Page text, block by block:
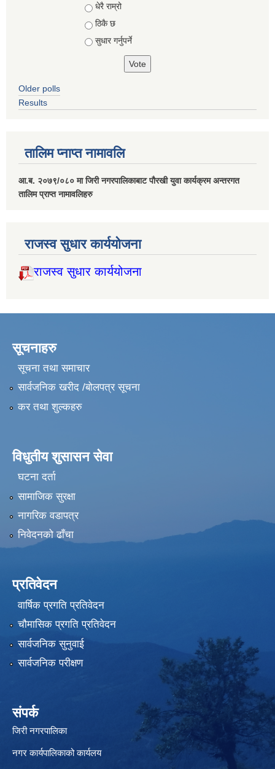
Choices
धेरै राम्रो
ठिकै छ
सुधार गर्नुपर्ने
Older polls
Results
तालिम प्नाप्त नामावलि
आ.ब. २०७९/०८० मा जिरी नगरपालिकाबाट पौरखी युवा कार्यक्रम अन्तरगत
तालिम प्राप्त नामावलिहरु
राजस्व सुधार कार्ययोजना
राजस्व सुधार कार्ययोजना
सूचनाहरु
सूचना तथा समाचार
सार्वजनिक खरीद /बोलपत्र सूचना
कर तथा शुल्कहरु
विधुतीय शुसासन सेवा
घटना दर्ता
सामाजिक सुरक्षा
नागरिक वडापत्र
निवेदनको ढाँचा
प्रतिवेदन
वार्षिक प्रगति प्रतिवेदन
चौमासिक प्रगति प्रतिवेदन
सार्वजनिक सुनुवाई
सार्वजनिक परीक्षण
संपर्क
जिरी नगरपालिका
नगर कार्यपालिकाको कार्यलय